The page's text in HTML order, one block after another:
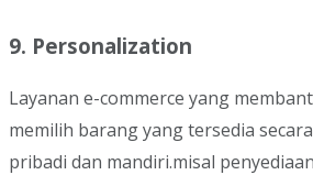
9. Personalization
Layanan e-commerce yang
memilih barang yang tersedia
pribadi dan mandiri.misal